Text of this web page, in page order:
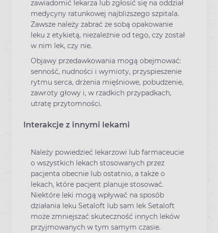
zawiadomić lekarza lub zgłosić się na oddział
medycyny ratunkowej najbliższego szpitala.
Zawsze należy zabrać ze sobą opakowanie
leku z etykietą, niezależnie od tego, czy został
w nim lek, czy nie.
Objawy przedawkowania mogą obejmować:
senność, nudności i wymioty, przyspieszenie
rytmu serca, drżenia mięśniowe, pobudzenie,
zawroty głowy i, w rzadkich przypadkach,
utratę przytomności.
Interakcje z innymi lekami
Należy powiedzieć lekarzowi lub farmaceucie
o wszystkich lekach stosowanych przez
pacjenta obecnie lub ostatnio, a także o
lekach, które pacjent planuje stosować.
Niektóre leki mogą wpływać na sposób
działania leku Setaloft lub sam lek Setaloft
może zmniejszać skuteczność innych leków
przyjmowanych w tym samym czasie.